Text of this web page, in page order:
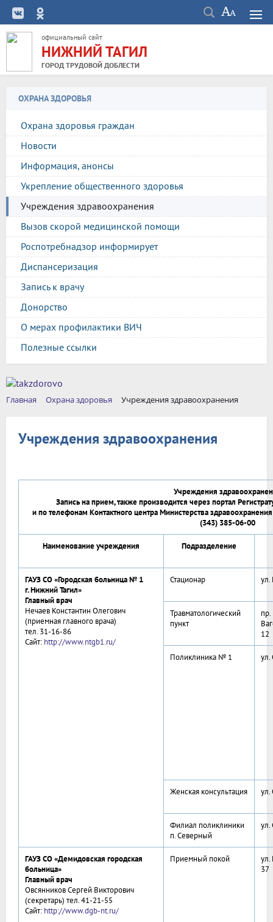
официальный сайт
НИЖНИЙ ТАГИЛ
ГОРОД ТРУДОВОЙ ДОБЛЕСТИ
ОХРАНА ЗДОРОВЬЯ
Охрана здоровья граждан
Новости
Информация, анонсы
Укрепление общественного здоровья
Учреждения здравоохранения
Вызов скорой медицинской помощи
Роспотребнадзор информирует
Диспансеризация
Запись к врачу
Донорство
О мерах профилактики ВИЧ
Полезные ссылки
Главная Охрана здоровья Учреждения здравоохранения
Учреждения здравоохранения
Учреждения
Запись на прием, также производится через портал
и по телефонам Контактного центра Министерства
(343) 385-06-00
Наименование учреждения Подразделение
ГАУЗ СО «Городская больница № 1
г. Нижний Тагил»
Главный врач
Нечаев Константин Олегович
(приемная главного врача)
тел. 31-16-86
Сайт: http://www.ntgb1.ru/
Стационар ул.
Травматологический
пункт
пр.
12
Поликлиника № 1 ул.
Женская консультация ул.
Филиал поликлиники
п. Северный
ул.
ГАУЗ СО «Демидовская городская
больница»
Главный врач
Овсянников Сергей Викторович
(секретарь) тел. 41-21-55
Сайт: http://www.dgb-nt.ru/
Приемный покой
ул.
37